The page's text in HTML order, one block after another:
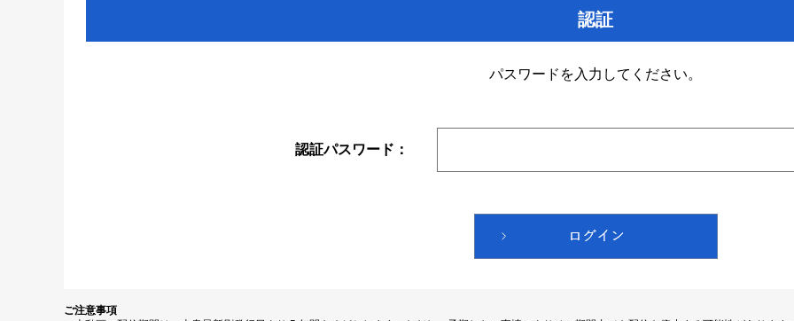
認証
パスワードを入力してください。
認証パスワード：
ご注意事項